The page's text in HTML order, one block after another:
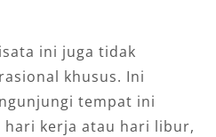
ini juga tidak
khusus. Ini
tempat ini
hari kerja atau hari libur,